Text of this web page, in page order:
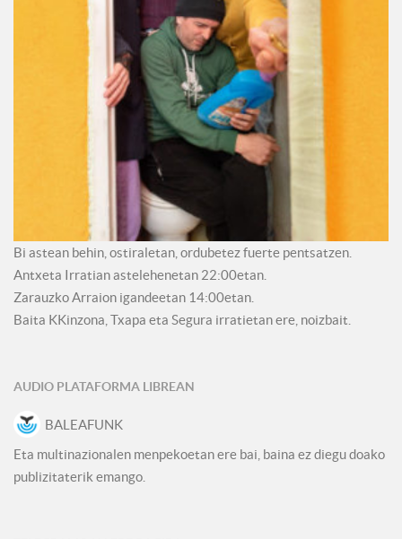
Bi astean behin, ostiraletan, ordubetez fuerte pentsatzen.
Antxeta Irratian astelehenetan 22:00etan.
Zarauzko Arraion igandeetan 14:00etan.
Baita KKinzona, Txapa eta Segura irratietan ere, noizbait.
AUDIO PLATAFORMA LIBREAN
BALEAFUNK
Eta multinazionalen menpekoetan ere bai, baina ez diegu doako
publizitaterik emango.